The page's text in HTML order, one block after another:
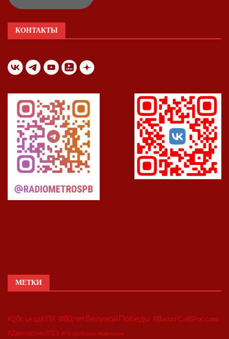
КОНТАКТЫ
МЕТКИ
#20съездКПК #80летВеликойПобеды #ВизитСиВРоссию
#Двесессии2023 #Петербургскийдневник